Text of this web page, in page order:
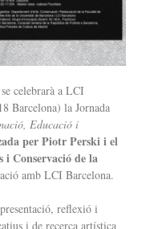
se celebrarà a LCI
Barcelona) la Jornada
Educació i
per Piotr Perski i el
i Conservació de la
amb LCI Barcelona.
reflexió i
i de recerca artística